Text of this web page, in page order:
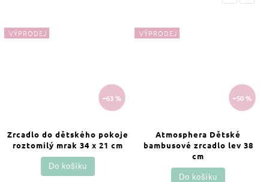
VÝPRODEJ
–63 %
Zrcadlo do dětského pokoje
roztomilý mrak 34 x 21 cm
Do košíku
VÝPRODEJ
–50 %
Atmosphera Dětské
bambusové zrcadlo lev 38
cm
Do košíku